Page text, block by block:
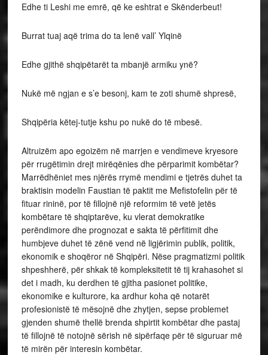
Edhe ti Leshi me emrë, që ke eshtrat e Skënderbeut!
Burrat tuaj aqë trima do ta lenë vall’ Ylqinë
Edhe gjithë shqipëtarët ta mbanjë armiku ynë?
Nukë më ngjan e s’e besonj, kam te zoti shumë shpresë,
Shqipëria këtej-tutje kshu po nukë do të mbesë.
Altruizëm apo egoizëm në marrjen e vendimeve kryesore
për rrugëtimin drejt mirëqënies dhe përparimit kombëtar?
Marrëdhëniet mes njërës rrymë mendimi e tjetrës duhet ta
braktisin modelin Faustian të paktit me Mefistofelin për të
fituar rininë, por të fillojnë një reformim të vetë jetës
kombëtare të shqiptarëve, ku vlerat demokratike
perëndimore dhe prognozat e sakta të përfitimit dhe
humbjeve duhet të zënë vend në ligjërimin publik, politik,
ekonomik e shoqëror në Shqipëri. Nëse pragmatizmi politik
shpeshherë, për shkak të kompleksitetit të tij krahasohet si
det i madh, ku derdhen të gjitha pasionet politike,
ekonomike e kulturore, ka ardhur koha që notarët
profesionistë të mësojnë dhe zhytjen, sepse problemet
gjenden shumë thellë brenda shpirtit kombëtar dhe pastaj
të fillojnë të notojnë sërish në sipërfaqe për të siguruar më
të mirën për interesin kombëtar.